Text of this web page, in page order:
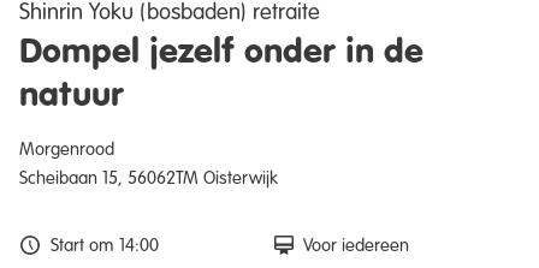
Shinrin Yoku (bosbaden) retraite
Dompel jezelf onder in de
natuur
Morgenrood
Scheibaan 15, 56062TM Oisterwijk
Start om 14:00
Voor iedereen